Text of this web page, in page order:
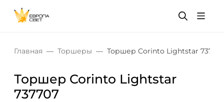
Главная Торшеры Торшер Corinto Lightstar
Торшер Corinto Lightstar
737707